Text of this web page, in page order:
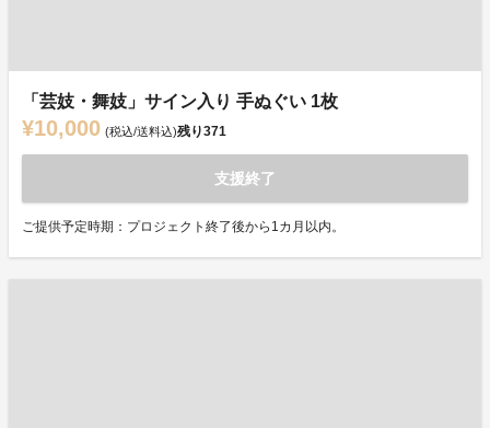
「芸妓・舞妓」サイン入り 手ぬぐい 1枚
¥10,000 (税込/送料込)残り371
支援終了
ご提供予定時期：プロジェクト終了後から1カ月以内。